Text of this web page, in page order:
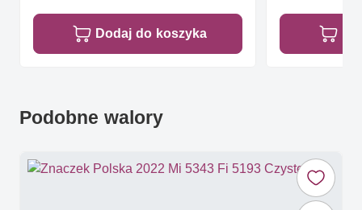
Dodaj do koszyka
Podobne walory